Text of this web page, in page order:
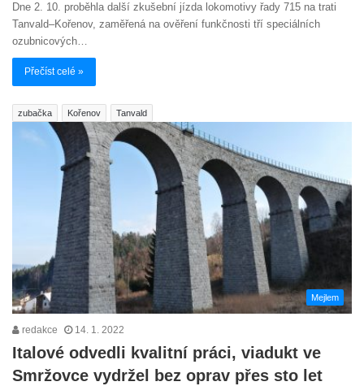
Dne 2. 10. proběhla další zkušební jízda lokomotivy řady 715 na trati
Tanvald–Kořenov, zaměřená na ověření funkčnosti tří speciálních
ozubnicových…
Přečíst celé »
zubačka Kořenov Tanvald
Mejlem
redakce 14. 1. 2022
Italové odvedli kvalitní práci, viadukt ve
Smržovce vydržel bez oprav přes sto let